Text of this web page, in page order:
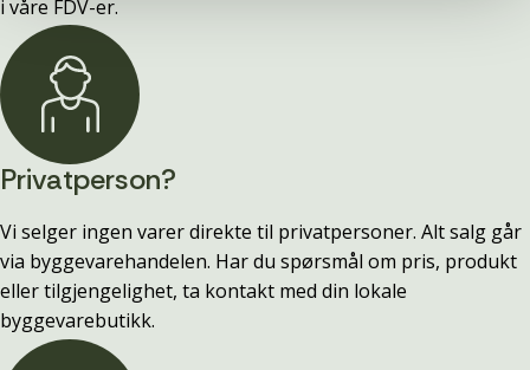
i våre FDV-er.
Privatperson?
Vi selger ingen varer direkte til privatpersoner. Alt salg går
via byggevarehandelen. Har du spørsmål om pris, produkt
eller tilgjengelighet, ta kontakt med din lokale
byggevarebutikk.